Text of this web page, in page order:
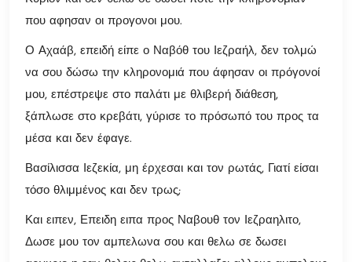
που αφησαν οι προγονοι μου.
Ο Αχαάβ, επειδή είπε ο Ναβόθ του Ιεζραήλ, δεν τολμώ
να σου δώσω την κληρονομιά που άφησαν οι πρόγονοί
μου, επέστρεψε στο παλάτι με θλιβερή διάθεση,
ξάπλωσε στο κρεβάτι, γύρισε το πρόσωπό του προς τα
μέσα και δεν έφαγε.
Βασίλισσα Ιεζεκία, μη έρχεσαι και τον ρωτάς, Γιατί είσαι
τόσο θλιμμένος και δεν τρως;
Και ειπεν, Επειδη ειπα προς Ναβουθ τον Ιεζραηλιτο,
Δωσε μου τον αμπελωνα σου και θελω σε δωσει